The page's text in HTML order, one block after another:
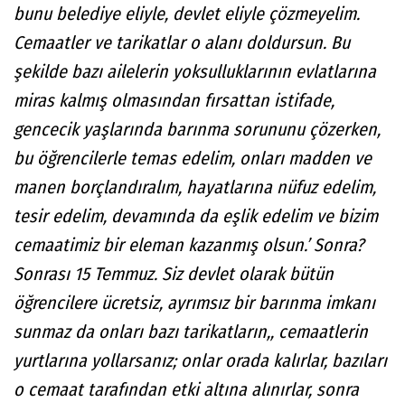
bunu belediye eliyle, devlet eliyle çözmeyelim.
Cemaatler ve tarikatlar o alanı doldursun. Bu
şekilde bazı ailelerin yoksulluklarının evlatlarına
miras kalmış olmasından fırsattan istifade,
gencecik yaşlarında barınma sorununu çözerken,
bu öğrencilerle temas edelim, onları madden ve
manen borçlandıralım, hayatlarına nüfuz edelim,
tesir edelim, devamında da eşlik edelim ve bizim
cemaatimiz bir eleman kazanmış olsun.’ Sonra?
Sonrası 15 Temmuz. Siz devlet olarak bütün
öğrencilere ücretsiz, ayrımsız bir barınma imkanı
sunmaz da onları bazı tarikatların,, cemaatlerin
yurtlarına yollarsanız; onlar orada kalırlar, bazıları
o cemaat tarafından etki altına alınırlar, sonra